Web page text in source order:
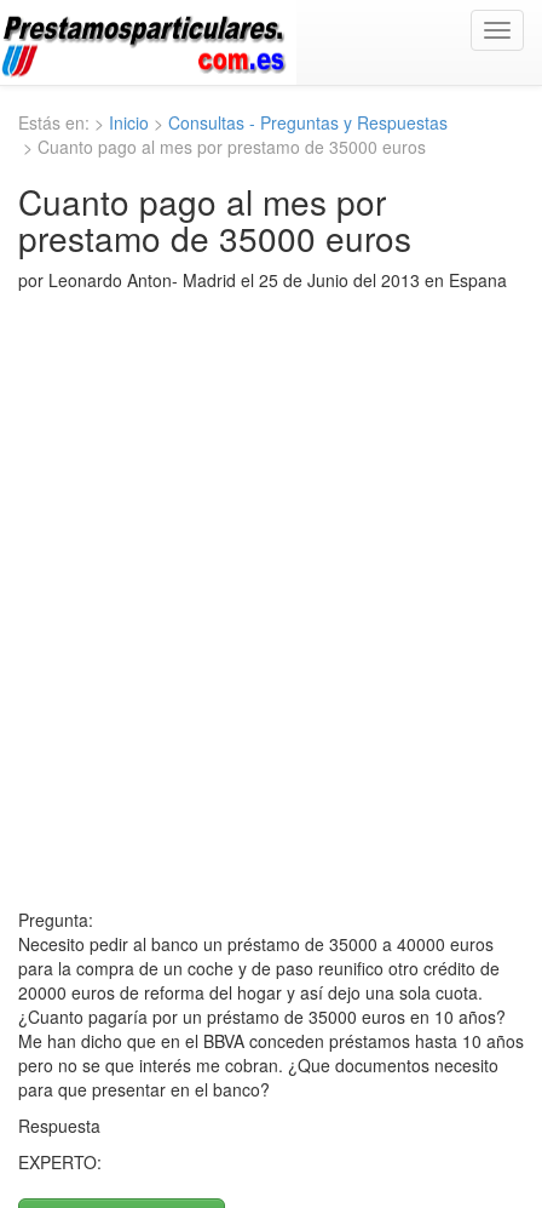
Estás en: > Inicio > Consultas - Preguntas y Respuestas
> Cuanto pago al mes por prestamo de 35000 euros
Cuanto pago al mes por
prestamo de 35000 euros
por Leonardo Anton- Madrid el 25 de Junio del 2013 en Espana
Pregunta:
Necesito pedir al banco un préstamo de 35000 a 40000 euros
para la compra de un coche y de paso reunifico otro crédito de
20000 euros de reforma del hogar y así dejo una sola cuota.
¿Cuanto pagaría por un préstamo de 35000 euros en 10 años?
Me han dicho que en el BBVA conceden préstamos hasta 10 años
pero no se que interés me cobran. ¿Que documentos necesito
para que presentar en el banco?
Respuesta
EXPERTO: